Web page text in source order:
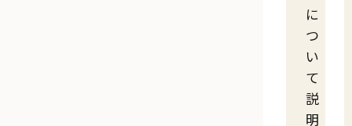
に
つ
い
て
説
明